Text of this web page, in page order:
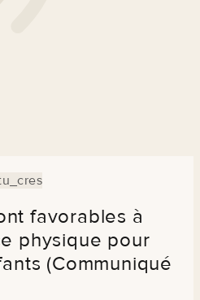
favorables à
physique pour
(Communiqué